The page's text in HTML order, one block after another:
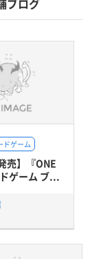
ドゲーム
売】『ONE
ゲーム ブ...